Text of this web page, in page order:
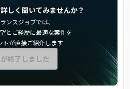
しく聞いてみませんか？
ンスジョブでは、
とご経歴に最適な案件を
トが直接ご紹介します
終了しました